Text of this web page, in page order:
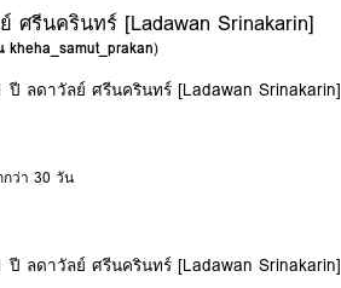
ศรีนครินทร์ [Ladawan Srinakarin]
kheha_samut_prakan)
ปี ลดาวัลย์ ศรีนครินทร์ [Ladawan Srinakarin]
ว่า 30 วัน
ปี ลดาวัลย์ ศรีนครินทร์ [Ladawan Srinakarin]